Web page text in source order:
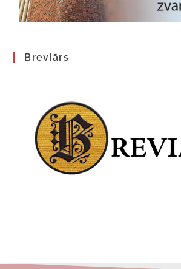
Breviārs